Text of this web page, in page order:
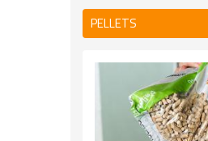
PELLETS